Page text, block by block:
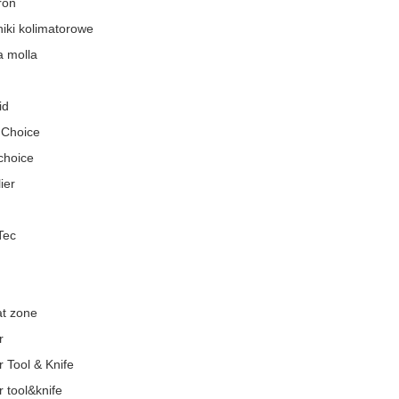
kolimatorowe
molla
zone
Tool & Knife
tool&knife